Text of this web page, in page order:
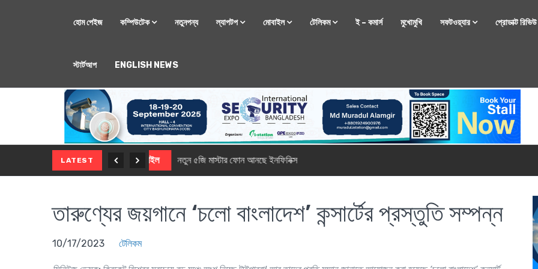
হোম পেইজ কম্পিউটেক নতুনপন্য ল্যাপটপ মোবাইল টেলিকম ই – কমার্স মুখোমুখি সফটওয়্যার প্রোডাক্ট রিভিউ
স্টার্টআপ ENGLISH NEWS
LATEST মোবাইল নতুন সি-সিরিজ স্মার্টফোন নিয়ে আসছে রিয়েলমি
তারুণ্যের জয়গানে ‘চলো বাংলাদেশ’ কন্সার্টের প্রস্তুতি সম্পন্ন
10/17/2023 টেলিকম